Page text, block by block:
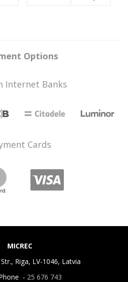
Options
Internet Banks
Cards
MICREC
Riga, LV-1046, Latvia
- 25 676 743